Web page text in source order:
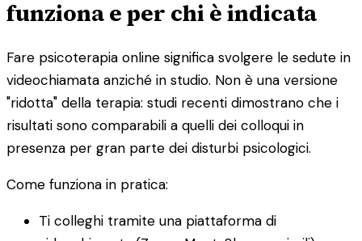
funziona e per chi è indicata
Fare psicoterapia online significa svolgere le sedute in
videochiamata anziché in studio. Non è una versione
"ridotta" della terapia: studi recenti dimostrano che i
risultati sono comparabili a quelli dei colloqui in
presenza per gran parte dei disturbi psicologici.
Come funziona in pratica:
Ti colleghi tramite una piattaforma di